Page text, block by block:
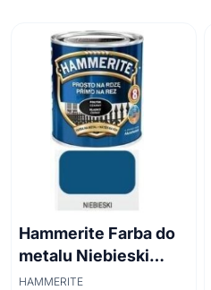
Hammerite Farba do
metalu Niebieski
połysk 0,7 l
HAMMERITE